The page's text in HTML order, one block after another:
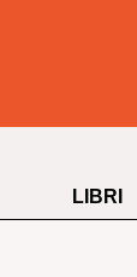
LIBRI